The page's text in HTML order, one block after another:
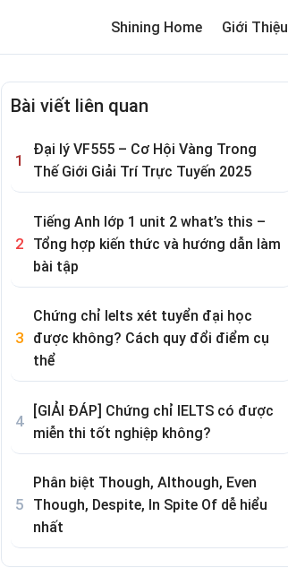
Shining Home Giới Thiệu
MemeReview trường cho bé
Bài viết liên quan
Đại lý VF555 – Cơ Hội Vàng Trong
Thế Giới Giải Trí Trực Tuyến 2025
Tiếng Anh lớp 1 unit 2 what’s this –
Tổng hợp kiến thức và hướng dẫn làm
bài tập
Chứng chỉ Ielts xét tuyển đại học
được không? Cách quy đổi điểm cụ
thể
[GIẢI ĐÁP] Chứng chỉ IELTS có được
miễn thi tốt nghiệp không?
Phân biệt Though, Although, Even
Though, Despite, In Spite Of dễ hiểu
nhất